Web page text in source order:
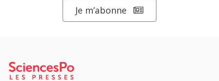
Je m’abonne